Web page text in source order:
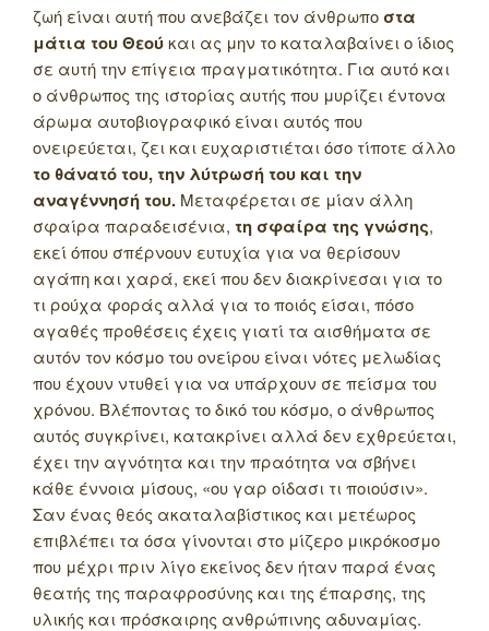
ζωή είναι αυτή που ανεβάζει τον άνθρωπο στα
μάτια του Θεούκαι ας μην το καταλαβαίνει ο ίδιος
σε αυτή την επίγεια πραγματικότητα. Για αυτό και
ο άνθρωπος της ιστορίας αυτής που μυρίζει έντονα
άρωμα αυτοβιογραφικό είναι αυτός που
ονειρεύεται, ζει και ευχαριστιέται όσο τίποτε άλλο
το θάνατό του, την λύτρωσή του και την
αναγέννησή του. Μεταφέρεται σε μίαν άλλη
σφαίρα παραδεισένια, τη σφαίρα της γνώσης,
εκεί όπου σπέρνουν ευτυχία για να θερίσουν
αγάπη και χαρά, εκεί που δεν διακρίνεσαι για το
τι ρούχα φοράς αλλά για το ποιός είσαι, πόσο
αγαθές προθέσεις έχεις γιατί τα αισθήματα σε
αυτόν τον κόσμο του ονείρου είναι νότες μελωδίας
που έχουν ντυθεί για να υπάρχουν σε πείσμα του
χρόνου. Βλέποντας το δικό του κόσμο, ο άνθρωπος
αυτός συγκρίνει, κατακρίνει αλλά δεν εχθρεύεται,
έχει την αγνότητα και την πραότητα να σβήνει
κάθε έννοια μίσους, «ου γαρ οίδασι τι ποιούσιν».
Σαν ένας θεός ακαταλαβίστικος και μετέωρος
επιβλέπει τα όσα γίνονται στο μίζερο μικρόκοσμο
που μέχρι πριν λίγο εκείνος δεν ήταν παρά ένας
θεατής της παραφροσύνης και της έπαρσης, της
υλικής και πρόσκαιρης ανθρώπινης αδυναμίας.